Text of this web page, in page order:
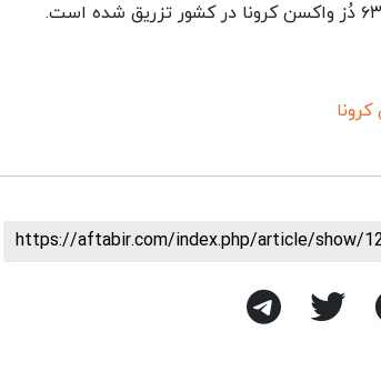
کرونا
https://aftabir.com/index.php/article/show/